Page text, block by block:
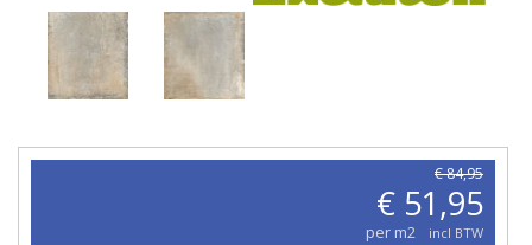
€ 84,95
€ 51,95
per m2 incl BTW